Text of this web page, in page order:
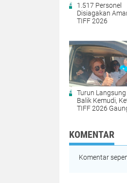
1.517 Personel
Disiagakan
TIFF 2026
Turun Langsung
Balik Kemudi,
TIFF 2026
Tomohon
KOMENTAR
Komentar